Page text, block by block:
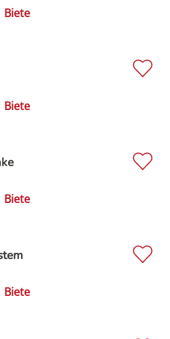
Biete
Biete
Biete
Biete